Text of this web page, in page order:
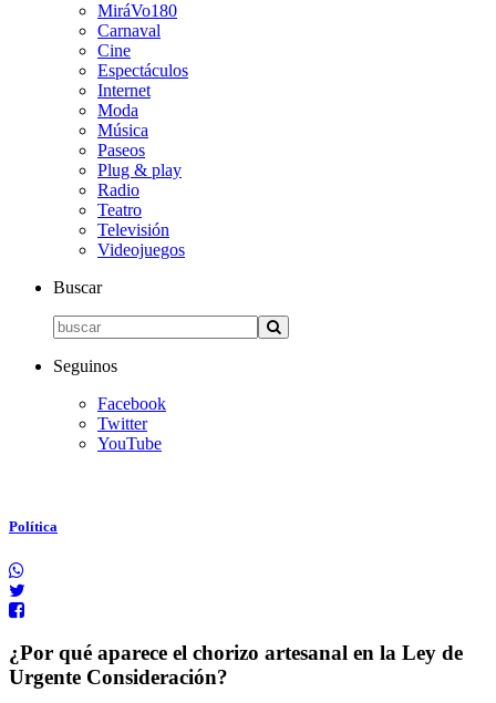
MiráVo180
Carnaval
Cine
Espectáculos
Internet
Moda
Música
Paseos
Plug & play
Radio
Teatro
Televisión
Videojuegos
Buscar
Seguinos
Facebook
Twitter
YouTube
Política
¿Por qué aparece el chorizo artesanal en la Ley de
Urgente Consideración?